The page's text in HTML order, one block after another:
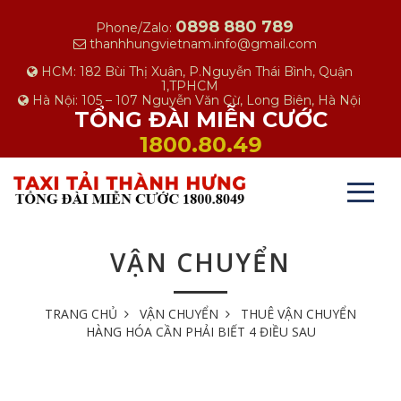
Phone/Zalo: 0898 880 789
thanhhungvietnam.info@gmail.com
HCM: 182 Bùi Thị Xuân, P.Nguyễn Thái Bình, Quận
1,TPHCM
Hà Nội: 105 – 107 Nguyễn Văn Cừ, Long Biên, Hà Nội
TỔNG ĐÀI MIỄN CƯỚC
1800.80.49
VẬN CHUYỂN
TRANG CHỦ VẬN CHUYỂN
THUÊ VẬN CHUYỂN
HÀNG HÓA CẦN PHẢI BIẾT 4 ĐIỀU SAU